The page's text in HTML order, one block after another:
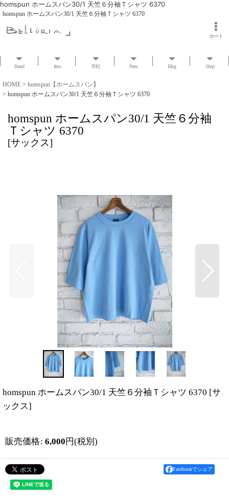
homspun ホームスパン30/1 天竺６分袖Ｔシャツ 6370
homspun ホームスパン30/1 天竺６分袖Ｔシャツ 6370
カート
Brand Item 市松 Press Blog Shop
HOME > homspun【ホームスパン】
> homspun ホームスパン30/1 天竺６分袖Ｔシャツ 6370
homspun ホームスパン30/1 天竺６分袖
Ｔシャツ 6370
[サックス]
homspun ホームスパン30/1 天竺６分袖Ｔシャツ 6370 [サ
ックス]
販売価格: 6,000 円(税別)
Facebookでシェア